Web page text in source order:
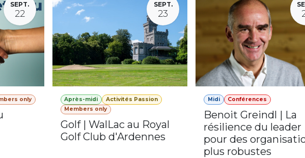
SEPT.
22
only
SEPT.
23
Après-midi
Activités Passion
Members only
Golf | WalLac au Royal
Golf Club d'Ardennes
Midi Conférences
Benoit Greindl | La
résilience du leader
pour des
plus robustes